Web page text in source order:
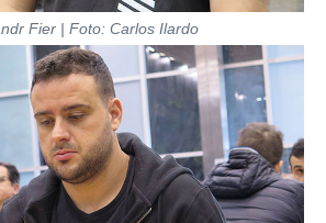
Fier | Foto: Carlos Ilardo